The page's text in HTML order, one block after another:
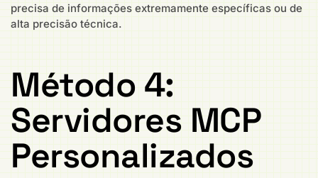
precisa de informações extremamente específicas ou de
alta precisão técnica.
Método 4:
Servidores MCP
Personalizados